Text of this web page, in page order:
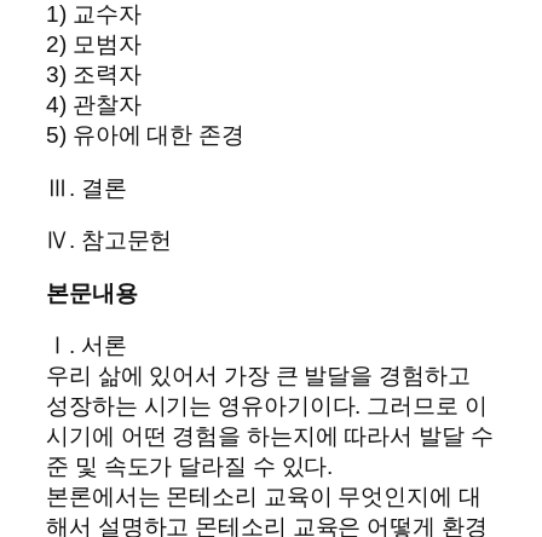
1) 교수자
2) 모범자
3) 조력자
4) 관찰자
5) 유아에 대한 존경
Ⅲ. 결론
Ⅳ. 참고문헌
본문내용
Ⅰ. 서론
우리 삶에 있어서 가장 큰 발달을 경험하고
성장하는 시기는 영유아기이다. 그러므로 이
시기에 어떤 경험을 하는지에 따라서 발달 수
준 및 속도가 달라질 수 있다.
본론에서는 몬테소리 교육이 무엇인지에 대
해서 설명하고 몬테소리 교육은 어떻게 환경